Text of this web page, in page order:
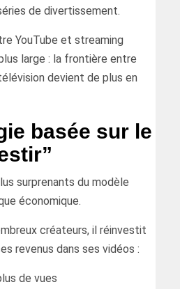
de divertissement.
YouTube et streaming
large : la frontière entre
devient de plus en
basée sur le
surprenants du modèle
économique.
créateurs, il réinvestit
revenus dans ses vidéos :
de vues